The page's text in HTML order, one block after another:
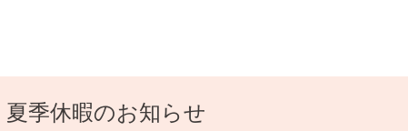
夏季休暇のお知らせ